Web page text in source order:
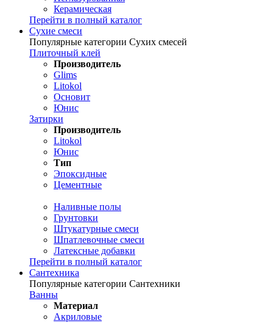
Керамическая
Перейти в полный каталог
Сухие смеси
Популярные категории Сухих смесей
Плиточный клей
Производитель
Glims
Litokol
Основит
Юнис
Затирки
Производитель
Litokol
Юнис
Тип
Эпоксидные
Цементные
Наливные полы
Грунтовки
Штукатурные смеси
Шпатлевочные смеси
Латексные добавки
Перейти в полный каталог
Сантехника
Популярные категории Сантехники
Ванны
Материал
Акриловые